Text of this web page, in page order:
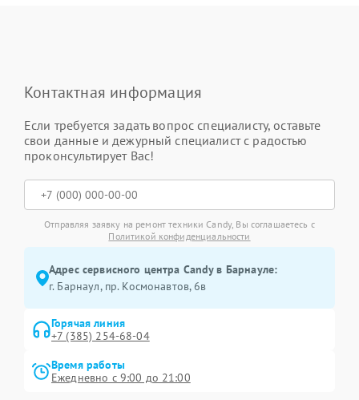
Контактная информация
Если требуется задать вопрос специалисту, оставьте
свои данные и дежурный специалист с радостью
проконсультирует Вас!
Отправляя заявку на ремонт техники Candy, Вы соглашаетесь с
Политикой конфиденциальности
Адрес сервисного центра Candy в Барнауле:
г. Барнаул, ​пр. Космонавтов, 6в
Горячая линия
+7 (385) 254-68-04
Время работы
Ежедневно с 9:00 до 21:00